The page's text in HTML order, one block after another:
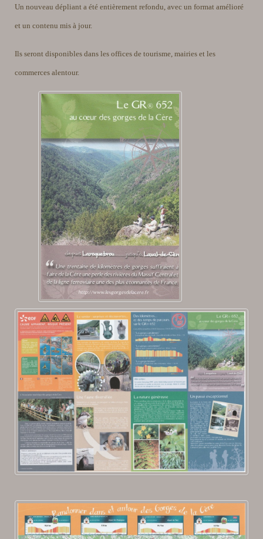
Un nouveau dépliant a été entièrement refondu, avec un format amélioré
et un contenu mis à jour.
Ils seront disponibles dans les offices de tourisme, mairies et les
commerces alentour.